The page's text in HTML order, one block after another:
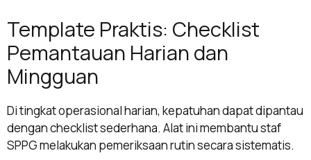
Template Praktis: Checklist
Pemantauan Harian dan
Mingguan
Di tingkat operasional harian, kepatuhan dapat dipantau
dengan checklist sederhana. Alat ini membantu staf
SPPG melakukan pemeriksaan rutin secara sistematis.